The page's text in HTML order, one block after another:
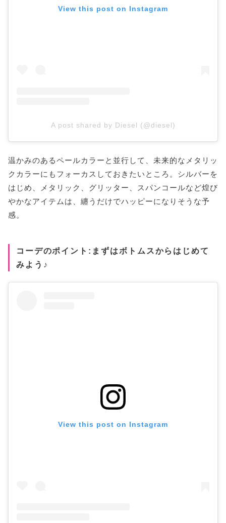
View this post on Instagram
A post shared by Diesel (@diesel)
温かみのあるペールカラーと並行して、未来的なメタリッ
クカラーにもフォーカスしておきたいところ。シルバーを
はじめ、メタリック、グリッター、スパンコールなど煌び
やかなアイテムは、纏うだけでハッピーになりそうな予
感。
コーデのポイント:まずはボトムスからはじめて
みよう♪
View this post on Instagram